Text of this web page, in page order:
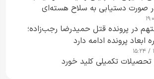
صورت دستیابی به سلاح هسته‌ای
۴ متهم در پرونده قتل حمیدرضا رجب‌زاده؛
ابعاد پرونده ادامه دارد
تکمیلی کلید خورد